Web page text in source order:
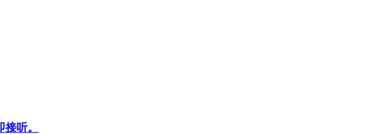
听。